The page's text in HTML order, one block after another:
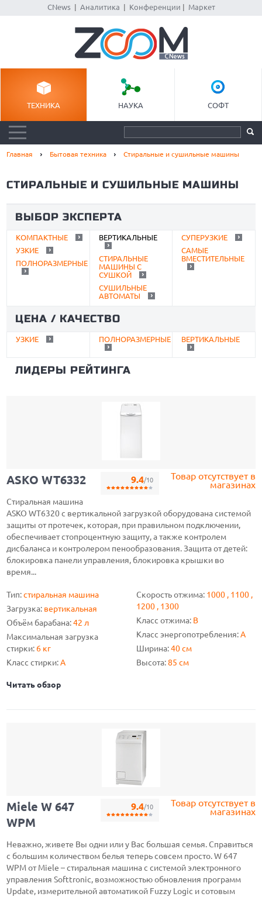
CNews| Аналитика Конференции Маркет
ТЕХНИКА НАУКА СОФТ
Главная Бытовая техника Стиральные и сушильные машины
СТИРАЛЬНЫЕ И СУШИЛЬНЫЕ МАШИНЫ
ВЫБОР ЭКСПЕРТА
КОМПАКТНЫЕ
УЗКИЕ
ПОЛНОРАЗМЕРНЫЕ
ВЕРТИКАЛЬНЫЕ
СТИРАЛЬНЫЕ
МАШИНЫ С
СУШКОЙ
СУШИЛЬНЫЕ
АВТОМАТЫ
СУПЕРУЗКИЕ
САМЫЕ
ВМЕСТИТЕЛЬНЫЕ
ЦЕНА / КАЧЕСТВО
УЗКИЕ ПОЛНОРАЗМЕРНЫЕ ВЕРТИКАЛЬНЫЕ
ЛИДЕРЫ РЕЙТИНГА
Товар отсутствует в
магазинах
9.4/10
ASKO WT6332
Стиральная машина
ASKO WT6320 с вертикальной загрузкой оборудована системой
защиты от протечек, которая, при правильном подключении,
обеспечивает стопроцентную защиту, а также контролем
дисбаланса и контролером пенообразования. Защита от детей:
блокировка панели управления, блокировка крышки во
время...
Тип:стиральная машина
Загрузка: вертикальная
Объём барабана:42 л
Максимальная загрузка
стирки: 6 кг
Класс стирки:A
Скорость отжима: 1000 , 1100 ,
1200 , 1300
Класс отжима: B
Класс энергопотребления:A
Ширина:40 см
Высота:85 см
Читать обзор
Товар отсутствует в
магазинах
9.4/10
Miele W 647
WPM
Неважно, живете Вы одни или у Вас большая семья. Справиться
с большим количеством белья теперь совсем просто. W 647
WPM от Miele – стиральная машина с системой электронного
управления Softtronic, возможностью обновления программ
Update, измерительной автоматикой Fuzzy Logic и сотовым